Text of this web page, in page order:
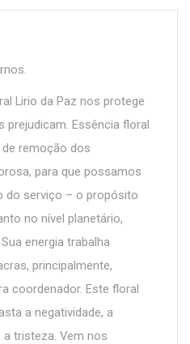
Lirio da Paz nos protege
prejudicam. Essência floral
remoção dos
para que possamos
do serviço – o propósito
no nível planetário,
energia trabalha
principalmente,
coordenador. Este floral
a negatividade, a
a tristeza. Vem nos